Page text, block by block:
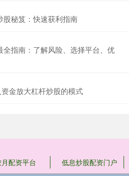
股秘笈：快速获利指南
全指南：了解风险、选择平台、优
金放大杠杆炒股的模式
配资平台 低息炒股配资门户